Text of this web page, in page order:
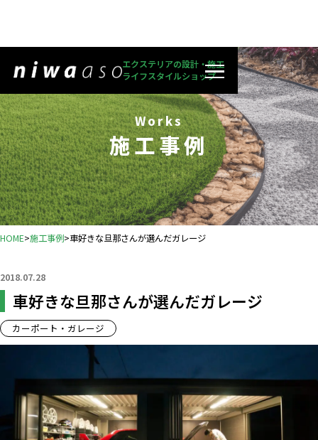
エクステリアの設計・施工
ライフスタイルショップ
Works
施工事例
HOME>施工事例>車好きな旦那さんが選んだガレージ
2018.07.28
車好きな旦那さんが選んだガレージ
カーポート・ガレージ